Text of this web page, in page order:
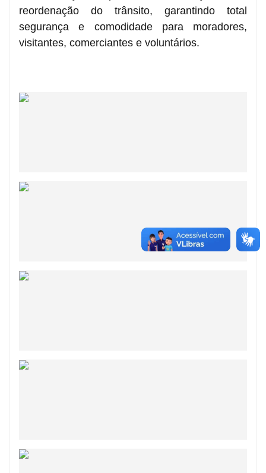
reordenação do trânsito, garantindo total
segurança e comodidade para moradores,
visitantes, comerciantes e voluntários.